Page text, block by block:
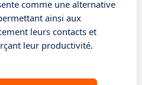
comme une alternative
ainsi aux
leurs contacts et
leur productivité.